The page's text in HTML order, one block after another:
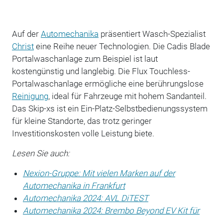
Auf der Automechanika präsentiert Wasch-Spezialist
Christeine Reihe neuer Technologien. Die Cadis Blade
Portalwaschanlage zum Beispiel ist laut
kostengünstig und langlebig. Die Flux Touchless-
Portalwaschanlage ermögliche eine berührungslose
Reinigung, ideal für Fahrzeuge mit hohem Sandanteil.
Das Skip-xs ist ein Ein-Platz-Selbstbedienungssystem
für kleine Standorte, das trotz geringer
Investitionskosten volle Leistung biete.
Lesen Sie auch:
Nexion-Gruppe: Mit vielen Marken auf der
Automechanika in Frankfurt
Automechanika 2024: AVL DiTEST
Automechanika 2024: Brembo Beyond EV Kit für